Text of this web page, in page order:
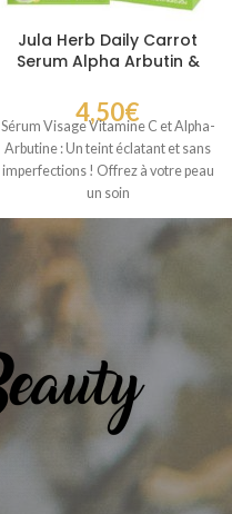
Jula Herb Daily Carrot
Serum Alpha Arbutin &
4,50€
Sérum Visage Vitamine C et Alpha-
Arbutine : Un teint éclatant et sans
imperfections ! Offrez à votre peau
un soin